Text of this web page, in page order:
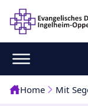
Home Mit